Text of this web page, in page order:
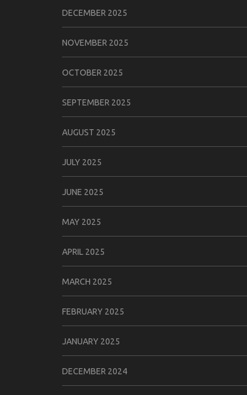
DECEMBER 2025
NOVEMBER 2025
OCTOBER 2025
SEPTEMBER 2025
AUGUST 2025
JULY 2025
JUNE 2025
MAY 2025
APRIL 2025
MARCH 2025
FEBRUARY 2025
JANUARY 2025
DECEMBER 2024